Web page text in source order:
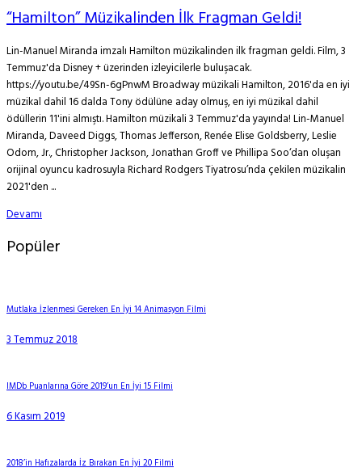
“Hamilton” Müzikalinden İlk Fragman Geldi!
Lin-Manuel Miranda imzalı Hamilton müzikalinden ilk fragman geldi. Film, 3
Temmuz'da Disney + üzerinden izleyicilerle buluşacak.
https://youtu.be/49Sn-6gPnwM Broadway müzikali Hamilton, 2016'da en iyi
müzikal dahil 16 dalda Tony ödülüne aday olmuş, en iyi müzikal dahil
ödüllerin 11'ini almıştı. Hamilton müzikali 3 Temmuz'da yayında! Lin-Manuel
Miranda, Daveed Diggs, Thomas Jefferson, Renée Elise Goldsberry, Leslie
Odom, Jr., Christopher Jackson, Jonathan Groff ve Phillipa Soo‘dan oluşan
orijinal oyuncu kadrosuyla Richard Rodgers Tiyatrosu’nda çekilen müzikalin
2021'den ...
Devamı
Popüler
Mutlaka İzlenmesi Gereken En İyi 14 Animasyon Filmi
3 Temmuz 2018
IMDb Puanlarına Göre 2019’un En İyi 15 Filmi
6 Kasım 2019
2018’in Hafızalarda İz Bırakan En İyi 20 Filmi